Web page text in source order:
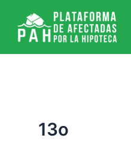
contenido
13o